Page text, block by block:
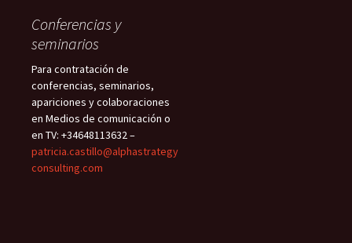
Conferencias y
seminarios
Para contratación de
conferencias, seminarios,
apariciones y colaboraciones
en Medios de comunicación o
en TV: +34648113632 –
patricia.castillo@alphastrategy
consulting.com